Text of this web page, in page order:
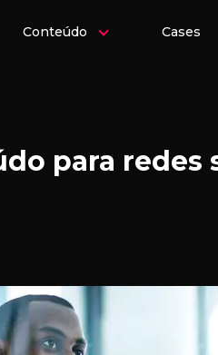
Conteúdo Cases
para redes